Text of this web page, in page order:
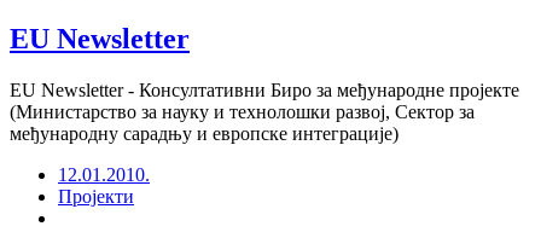
EU Newsletter
EU Newsletter - Консултативни Биро за међународне пројекте
(Министарство за науку и технолошки развој, Сектор за
међународну сарадњу и европске интеграције)
12.01.2010.
Пројекти